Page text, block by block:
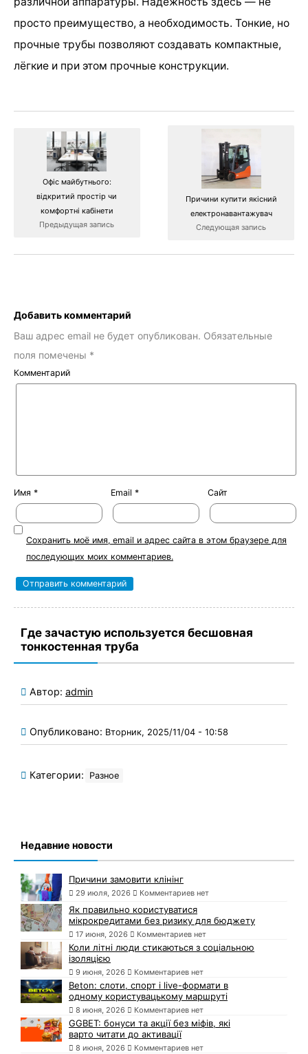
просто преимущество, а необходимость. Тонкие, но
прочные трубы позволяют создавать компактные,
лёгкие и при этом прочные конструкции.
Офіс майбутнього:
відкритий простір чи
комфортні кабінети
Предыдущая запись
Причини купити якісний
електронавантажувач
Следующая запись
Добавить комментарий
Ваш адрес email не будет опубликован. Обязательные
поля помечены *
Комментарий
Имя * Email * Сайт
Сохранить моё имя, email и адрес сайта в этом браузере для
последующих моих комментариев.
Где зачастую используется бесшовная
тонкостенная труба
Автор: admin
Опубликовано: Вторник, 2025/11/04 - 10:58
Категории: Разное
Недавние новости
Причини замовити клінінг
29 июля, 2026 Комментариев нет
Як правильно користуватися
мікрокредитами без ризику для бюджету
17 июня, 2026 Комментариев нет
Коли літні люди стикаються з соціальною
ізоляцією
9 июня, 2026 Комментариев нет
Beton: слоти, спорт і live-формати в
одному користувацькому маршруті
8 июня, 2026 Комментариев нет
GGBET: бонуси та акції без міфів, які
варто читати до активації
8 июня, 2026 Комментариев нет